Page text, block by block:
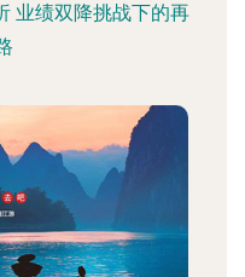
业绩双降挑战下的再